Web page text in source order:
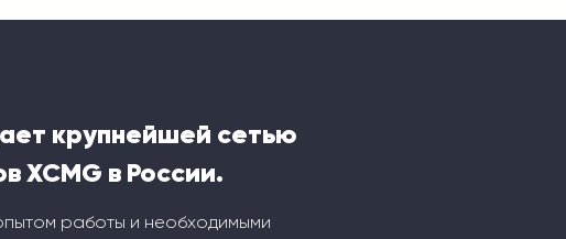
крупнейшей сетью
XCMG в России.
работы и необходимыми